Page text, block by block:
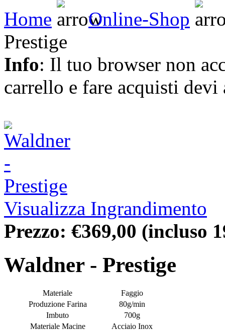
Home
Online-Shop
Prestige
Info: Il tuo browser non
carrello e fare acquisti
Visualizza Ingrandimento
Prezzo: €369,00 (incluso
Waldner - Prestige
Materiale
Faggio
Produzione Farina
80g/min
Imbuto
700g
Materiale Macine
Acciaio Inox